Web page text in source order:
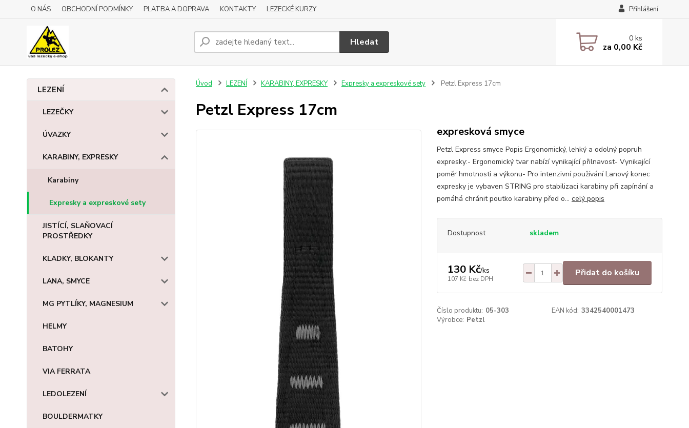
O NÁS OBCHODNÍ PODMÍNKY PLATBA A DOPRAVA KONTAKTY LEZECKÉ KURZY Přihlášení
Hledat 0ks
za 0,00 Kč
LEZENÍ
LEZEČKY
ÚVAZKY
KARABINY, EXPRESKY
Karabiny
Expresky a expreskové sety
JISTÍCÍ, SLAŇOVACÍ
PROSTŘEDKY
KLADKY, BLOKANTY
LANA, SMYCE
MG PYTLÍKY, MAGNESIUM
HELMY
BATOHY
VIA FERRATA
LEDOLEZENÍ
BOULDERMATKY
Úvod LEZENÍ KARABINY, EXPRESKY Expresky a expreskové sety Petzl Express 17cm
Petzl Express 17cm
expresková smyce
Petzl Express smyce Popis Ergonomický, lehký a odolný popruh
expresky:- Ergonomický tvar nabízí vynikající přilnavost- Vynikající
poměr hmotnosti a výkonu- Pro intenzivní používání Lanový konec
expresky je vybaven STRING pro stabilizaci karabiny při zapínání a
pomáhá chránit poutko karabiny před o... celý popis
Dostupnost skladem
130 Kč/ks
107 Kč bez DPH
Přidat do košíku
Číslo produktu: 05-303 EAN kód: 3342540001473
Výrobce: Petzl